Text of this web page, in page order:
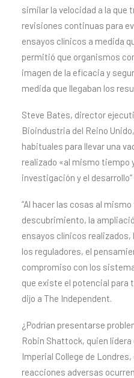
similar la velocidad a la que
revisiones continuas para
ensayos clínicos a medida
permitió que organismos
imagen de la eficacia y
medida que llegaban los
Steve Bates, director
Bioindustria del Reino
habituales para llevar una
realizado «al mismo tiempo
investigación y el desarrollo”
“Al hacer las cosas al
descubrimiento, la
ensayos clínicos
los reguladores, el
compromiso con los
que existe el potencial para
dijo a The Independent.
¿Podrían presentarse
Robin Shattock, quien lidera
Imperial College de
reacciones adversas